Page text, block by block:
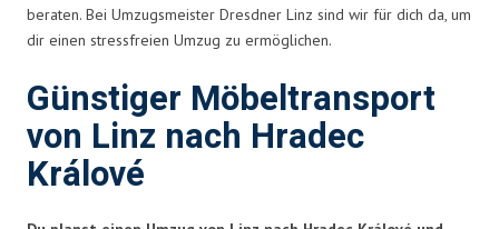
beraten. Bei Umzugsmeister Dresdner Linz sind wir für dich da, um
dir einen stressfreien Umzug zu ermöglichen.
Günstiger Möbeltransport
von Linz nach Hradec
Králové